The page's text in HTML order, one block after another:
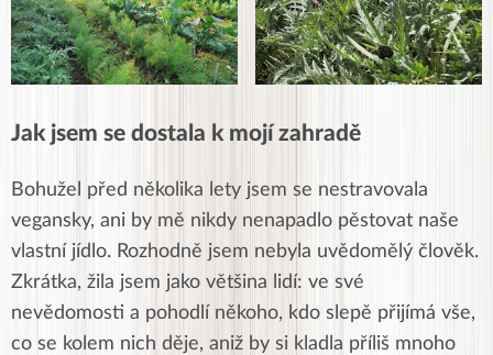
Jak jsem se dostala k mojí zahradě
Bohužel před několika lety jsem se nestravovala
vegansky, ani by mě nikdy nenapadlo pěstovat naše
vlastní jídlo. Rozhodně jsem nebyla uvědomělý člověk.
Zkrátka, žila jsem jako většina lidí: ve své
nevědomosti a pohodlí někoho, kdo slepě přijímá vše,
co se kolem nich děje, aniž by si kladla příliš mnoho